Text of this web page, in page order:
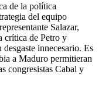
de la política
del equipo
Salazar,
crítica de Petro y
innecesario. Es
a Maduro permitieran
congresistas Cabal y